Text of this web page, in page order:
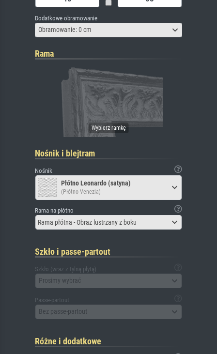
Dodatkowe obramowanie
Obramowanie: 0 cm
Rama
Nośnik i blejtram
Nośnik
Płótno Leonardo (satyna)
(Płótno Venezia)
Rama na płótno
Rama płótna - Obraz lustrzany z boku
Szkło i passe-partout
Szkło (wraz z tylną płytą)
Prosimy wybrać
Passe-partout
Bez passe-partout
Różne i dodatkowe